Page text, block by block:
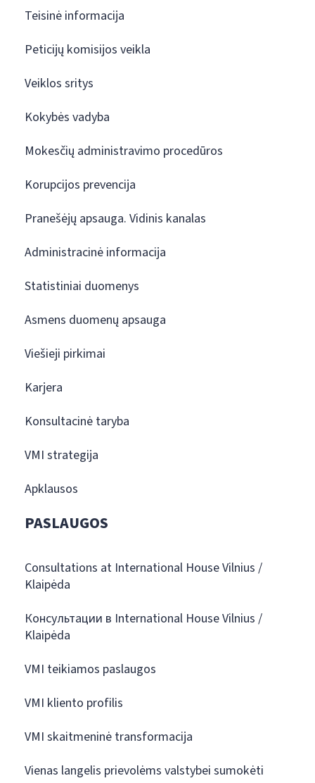
Teisinė informacija
Peticijų komisijos veikla
Veiklos sritys
Kokybės vadyba
Mokesčių administravimo procedūros
Korupcijos prevencija
Pranešėjų apsauga. Vidinis kanalas
Administracinė informacija
Statistiniai duomenys
Asmens duomenų apsauga
Viešieji pirkimai
Karjera
Konsultacinė taryba
VMI strategija
Apklausos
PASLAUGOS
Consultations at International House Vilnius /
Klaipėda
Консультации в International House Vilnius /
Klaipėda
VMI teikiamos paslaugos
VMI kliento profilis
VMI skaitmeninė transformacija
Vienas langelis prievolėms valstybei sumokėti